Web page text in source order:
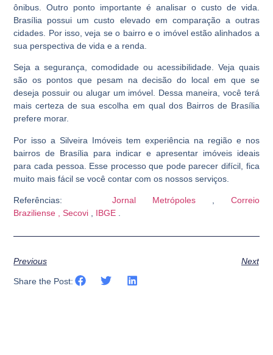
ônibus. Outro ponto importante é analisar o custo de vida.
Brasília possui um custo elevado em comparação a outras
cidades. Por isso, veja se o bairro e o imóvel estão alinhados a
sua perspectiva de vida e a renda.
Seja a segurança, comodidade ou acessibilidade. Veja quais
são os pontos que pesam na decisão do local em que se
deseja possuir ou alugar um imóvel. Dessa maneira, você terá
mais certeza de sua escolha em qual dos Bairros de Brasília
prefere morar.
Por isso a Silveira Imóveis tem experiência na região e nos
bairros de Brasília para indicar e apresentar imóveis ideais
para cada pessoa. Esse processo que pode parecer difícil, fica
muito mais fácil se você contar com os nossos serviços.
Referências: Jornal Metrópoles
Correio
Braziliense ,Secovi IBGE
Previous Next
Share the Post: